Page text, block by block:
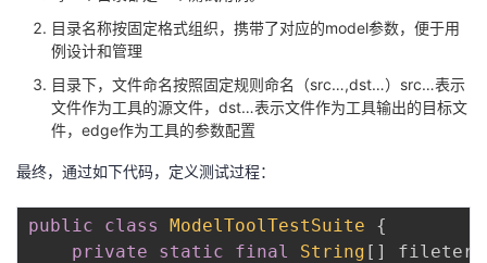
目录名称按固定格式组织，携带了对应的model参数，便于用
例设计和管理
目录下，文件命名按照固定规则命名（src…,dst…）src…表示
文件作为工具的源文件，dst…表示文件作为工具输出的目标文
件，edge作为工具的参数配置
最终，通过如下代码，定义测试过程：
public class ModelToolTestSuite
{
private
static final String [ ]